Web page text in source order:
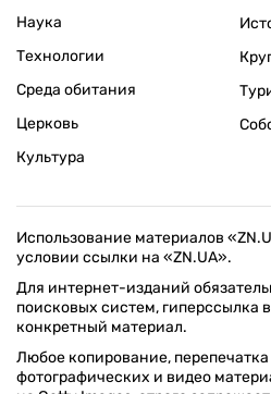
Наука
Технологии
Среда обитания
Церковь
Культура
Использование материалов
условии ссылки на «ZN.UA».
Для интернет-изданий
поисковых систем, гиперссылка
конкретный материал.
Любое копирование,
фотографических и видео